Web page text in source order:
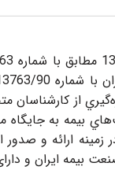
از
بيمه به جايگاه
سراسر كشور در زمینه
بیمه ایران و